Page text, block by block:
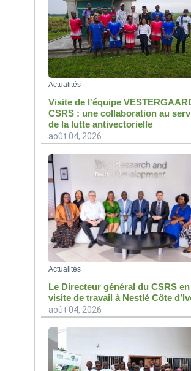
Actualités
Visite de l'équipe
CSRS : une collaboration au
de la lutte antivectorielle
août 04, 2026
Actualités
Le Directeur général du CSRS en
visite de travail à Nestlé Côte
août 04, 2026